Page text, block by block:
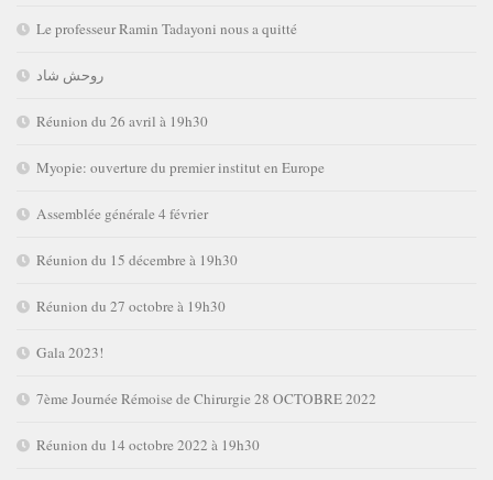
Le professeur Ramin Tadayoni nous a quitté
روحش شاد
Réunion du 26 avril à 19h30
Myopie: ouverture du premier institut en Europe
Assemblée générale 4 février
Réunion du 15 décembre à 19h30
Réunion du 27 octobre à 19h30
Gala 2023!
7ème Journée Rémoise de Chirurgie 28 OCTOBRE 2022
Réunion du 14 octobre 2022 à 19h30